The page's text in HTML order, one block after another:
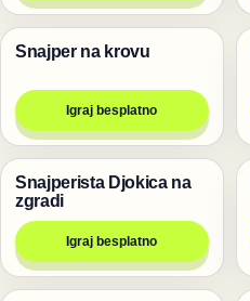
Pucanje
Snajper na krovu
Igraj besplatno
Pucanje
Snajperista Djokica na
zgradi
Igraj besplatno